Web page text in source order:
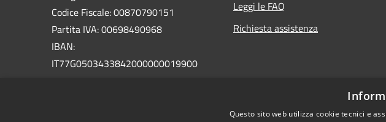
Codice Fiscale: 00870790151
Partita IVA: 00698490968
IBAN:
IT77G0503433842000000019900
Leggi le FAQ
Richiesta assistenza
Questo sito web utilizza cookie tecnici e